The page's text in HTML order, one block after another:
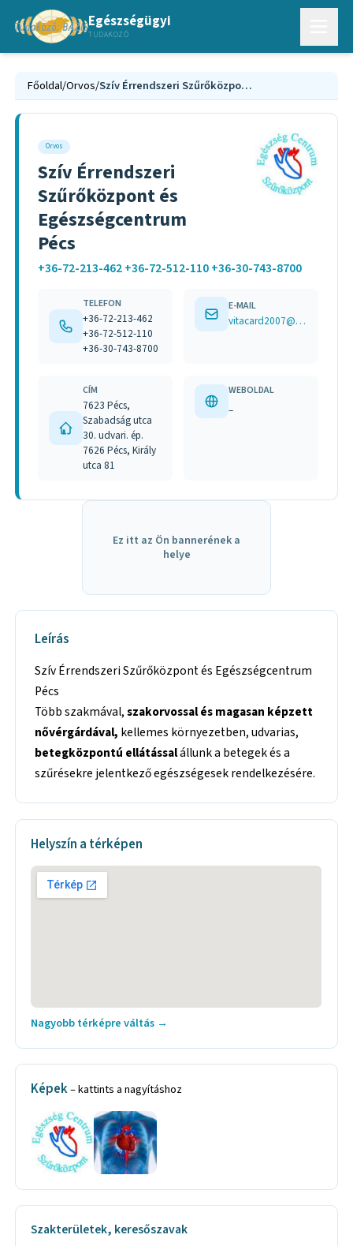
Egészségügyi
TUDAKOZÓ
Főoldal/Orvos/ Szív Érrendszeri Szűrőközpont és Egészségcentrum Pécs
Orvos
Szív Érrendszeri
Szűrőközpont és
Egészségcentrum
Pécs
+36-72-213-462 +36-72-512-110 +36-30-743-8700
TELEFON
+36-72-213-462
+36-72-512-110
+36-30-743-8700
E-MAIL
vitacard2007@gmail.com
CÍM
7623 Pécs,
Szabadság utca
30. udvari. ép.
7626 Pécs, Király
utca 81
WEBOLDAL
–
Ez itt az Ön bannerének a
helye
Leírás
Szív Érrendszeri Szűrőközpont és Egészségcentrum
Pécs
Több szakmával,szakorvossal és magasan képzett
nővérgárdával, kellemes környezetben, udvarias,
betegközpontú ellátássalállunk a betegek és a
szűrésekre jelentkező egészségesek rendelkezésére.
Helyszín a térképen
Nagyobb térképre váltás →
Képek– kattints a nagyításhoz
Szakterületek, keresőszavak